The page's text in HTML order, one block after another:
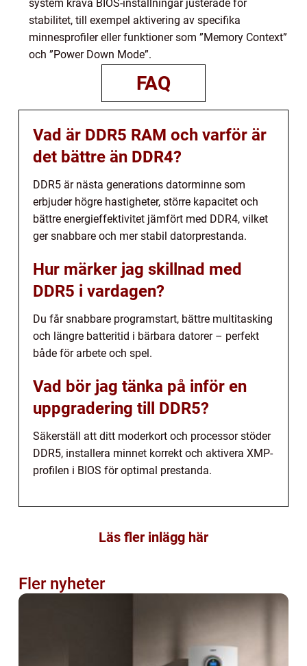
system kräva BIOS-inställningar justerade för
stabilitet, till exempel aktivering av specifika
minnesprofiler eller funktioner som ”Memory Context”
och ”Power Down Mode”.
FAQ
Vad är DDR5 RAM och varför är
det bättre än DDR4?
DDR5 är nästa generations datorminne som
erbjuder högre hastigheter, större kapacitet och
bättre energieffektivitet jämfört med DDR4, vilket
ger snabbare och mer stabil datorprestanda.
Hur märker jag skillnad med
DDR5 i vardagen?
Du får snabbare programstart, bättre multitasking
och längre batteritid i bärbara datorer – perfekt
både för arbete och spel.
Vad bör jag tänka på inför en
uppgradering till DDR5?
Säkerställ att ditt moderkort och processor stöder
DDR5, installera minnet korrekt och aktivera XMP-
profilen i BIOS för optimal prestanda.
Läs fler inlägg här
Fler nyheter